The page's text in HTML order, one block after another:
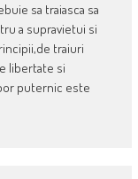
sa traiasca sa
a supravietui si
traiuri
libertate si
puternic este